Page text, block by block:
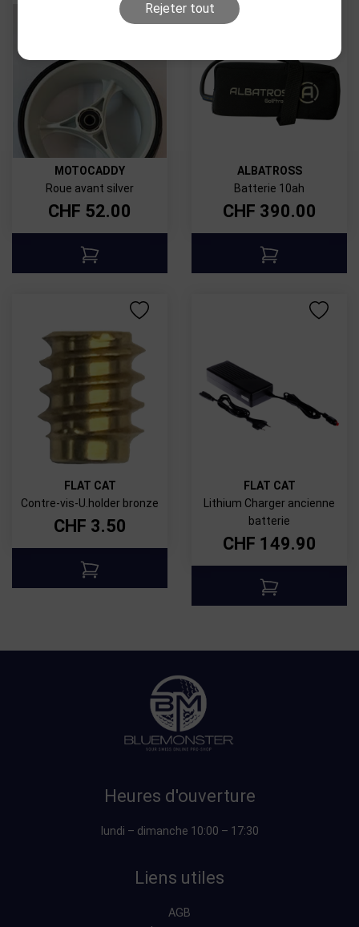
MOTOCADDY
Roue avant silver
CHF 52.00
ALBATROSS
Batterie 10ah
CHF 390.00
FLAT CAT
Contre-vis-U.holder bronze
CHF 3.50
FLAT CAT
Lithium Charger ancienne
batterie
CHF 149.90
Heures d'ouverture
lundi – dimanche 10:00 – 17:30
Liens utiles
AGB
Rejeter tout